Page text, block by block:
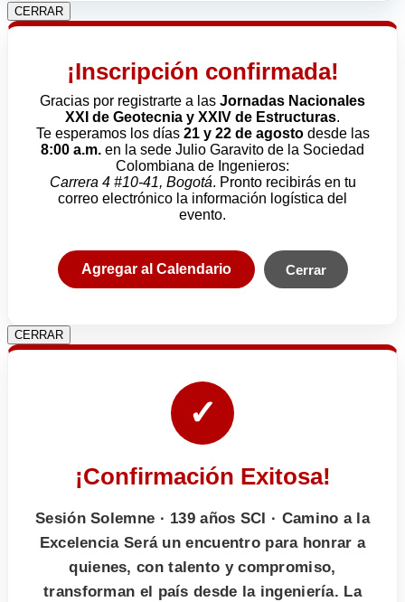
CERRAR
¡Inscripción confirmada!
Gracias por registrarte a las Jornadas Nacionales
XXI de Geotecnia y XXIV de Estructuras.
Te esperamos los días 21 y 22 de agostodesde las
8:00 a.m. en la sede Julio Garavito de la Sociedad
Colombiana de Ingenieros:
Carrera 4 #10-41, Bogotá. Pronto recibirás en tu
correo electrónico la información logística del
evento.
Agregar al Calendario Cerrar
CERRAR
✓
¡Confirmación Exitosa!
Sesión Solemne · 139 años SCI · Camino a la
Excelencia Será un encuentro para honrar a
quienes, con talento y compromiso,
transforman el país desde la ingeniería. La